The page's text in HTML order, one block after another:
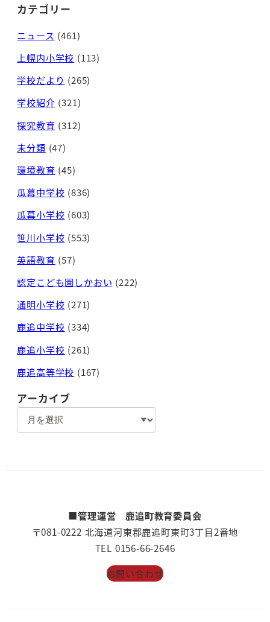
カテゴリー
ニュース (461)
上幌内小学校 (113)
学校だより (265)
学校紹介 (321)
探究教育 (312)
未分類 (47)
環境教育 (45)
瓜幕中学校 (836)
瓜幕小学校 (603)
笹川小学校 (553)
英語教育 (57)
認定こども園しかおい (222)
通明小学校 (271)
鹿追中学校 (334)
鹿追小学校 (261)
鹿追高等学校 (167)
アーカイブ
■管理運営 鹿追町教育委員会
〒081-0222 北海道河東郡鹿追町東町3丁目2番地
TEL 0156-66-2646
お問い合わせ